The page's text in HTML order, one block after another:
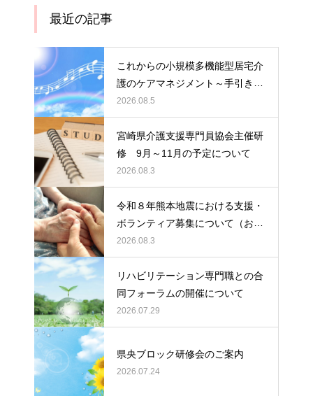
最近の記事
これからの小規模多機能型居宅介
護のケアマネジメント～手引きの
活用と実践から学ぶ、利用者・家
族・地域を支える力～ 受講者の
募集について
2026.08.5
宮崎県介護支援専門員協会主催研
修 9月～11月の予定について
2026.08.3
令和８年熊本地震における支援・
ボランティア募集について（お願
い）
2026.08.3
リハビリテーション専門職との合
同フォーラムの開催について
2026.07.29
県央ブロック研修会のご案内
2026.07.24